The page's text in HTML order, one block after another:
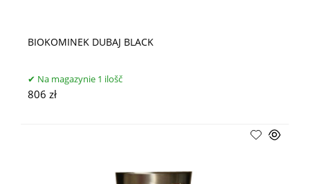
BIOKOMINEK DUBAJ BLACK
Na magazynie 1 ilošč
806 zł